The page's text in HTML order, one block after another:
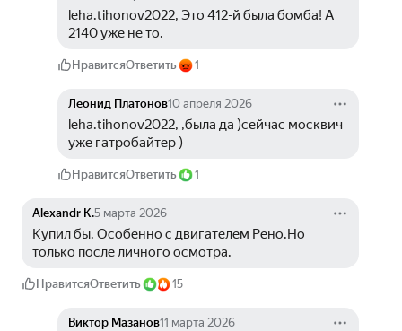
leha.tihonov2022, Это 412-й была бомба! А
2140 уже не то.
НравитсяОтветить 1
Леонид Платонов10 апреля 2026
leha.tihonov2022, ,была да )сейчас москвич
уже гатробайтер )
НравитсяОтветить 1
Alexandr K.5 марта 2026
Купил бы. Особенно с двигателем Рено.Но
только после личного осмотра.
НравитсяОтветить 15
Виктор Мазанов11 марта 2026